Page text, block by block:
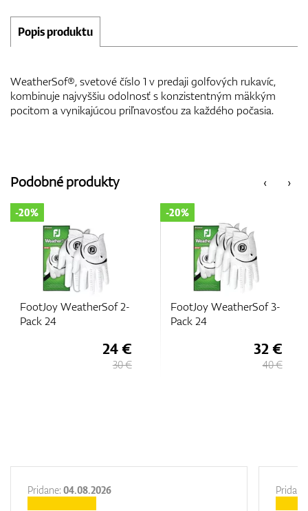
Popis produktu
WeatherSof®, svetové číslo 1 v predaji golfových rukavíc,
kombinuje najvyššiu odolnosť s konzistentným mäkkým
pocitom a vynikajúcou priľnavosťou za každého počasia.
‹
Podobné produkty ›
FootJoy WeatherSof 3-
Pack 24
FootJoy GT Xtreme
15,
Pridane: 04.08.2026